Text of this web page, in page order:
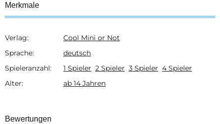
Merkmale
Produkteigenschaft
Wert
Verlag:
Cool Mini or Not
Sprache:
deutsch
Spieleranzahl:
1 Spieler 2 Spieler 3 Spieler 4 Spieler
Alter:
ab 14 Jahren
Bewertungen